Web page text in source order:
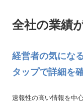
全社の業績
経営者の気にな
タップで詳細を
速報性の高い情報を中